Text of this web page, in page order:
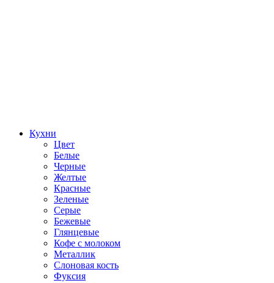
Кухни
Цвет
Белые
Черные
Желтые
Красные
Зеленые
Серые
Бежевые
Глянцевые
Кофе с молоком
Металлик
Слоновая кость
Фуксия